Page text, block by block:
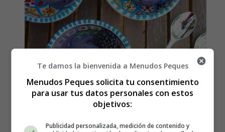
Te damos la bienvenida a Menudos Peques
Menudos Peques solicita tu consentimiento
para usar tus datos personales con estos
objetivos:
Publicidad personalizada, medición de contenido y